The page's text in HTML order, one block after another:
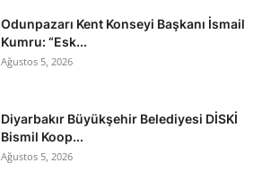
Odunpazarı Kent Konseyi Başkanı İsmail
Kumru: “Esk...
Ağustos 5, 2026
Diyarbakır Büyükşehir Belediyesi DİSKİ
Bismil Koop...
Ağustos 5, 2026